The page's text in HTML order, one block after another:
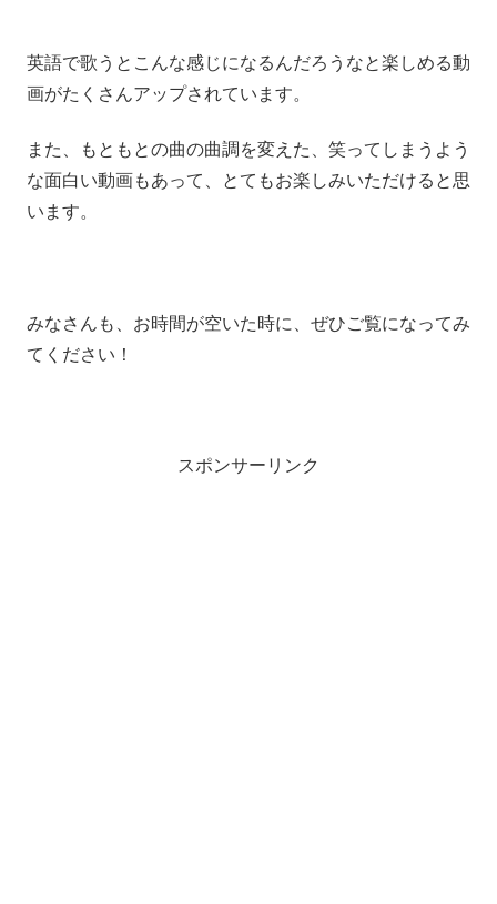
英語で歌うとこんな感じになるんだろうなと楽しめる動
画がたくさんアップされています。
また、もともとの曲の曲調を変えた、笑ってしまうよう
な面白い動画もあって、とてもお楽しみいただけると思
います。
みなさんも、お時間が空いた時に、ぜひご覧になってみ
てください！
スポンサーリンク